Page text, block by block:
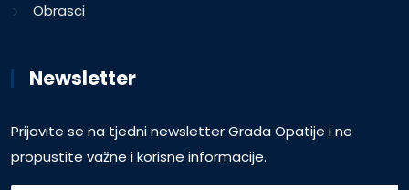
Obrasci
Newsletter
Prijavite se na tjedni newsletter Grada Opatije i ne
propustite važne i korisne informacije.